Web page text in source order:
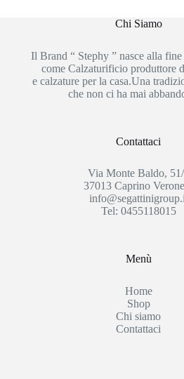
Chi Siamo
Il Brand “ Stephy ” nasce alla
come Calzaturificio produttore
e calzature per la casa.Una
che non ci ha mai
Contattaci
Via Monte Baldo,
37013 Caprino
Tel: 0455118015
Menù
Home
Shop
Chi siamo
Contattaci